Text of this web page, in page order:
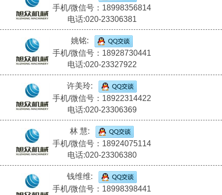
手机/微信号：18998356814
电话:020-23306381
姚铭:
手机/微信号：18928730441
电话:020-23327922
许美玲:
手机/微信号：18922314422
电话:020-23306369
林 慧:
手机/微信号：18924075114
电话:020-23306380
钱维维:
手机/微信号：18998398441